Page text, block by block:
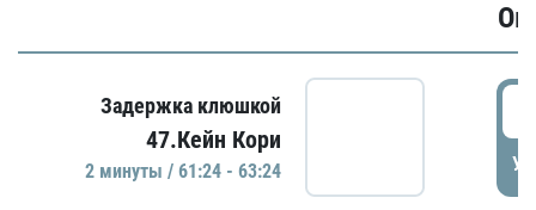
Задержка клюшкой
47.Кейн Кори
2 минуты / 61:24 - 63:24